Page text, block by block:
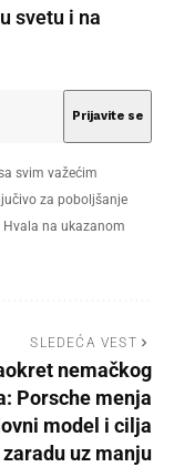
svetu i na
svim važećim
za poboljšanje
na ukazanom
SLEDEĆA VEST
nemačkog
Porsche menja
model i cilja
uz manju